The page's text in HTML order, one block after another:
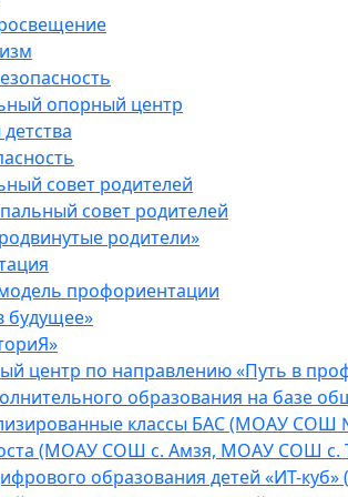
опорный центр
совет родителей
совет родителей
родители»
профориентации
будущее»
центр по направлению «Путь в
образования на базе
классы БАС (МОАУ СОШ
(МОАУ СОШ с. Амзя, МОАУ СОШ с.
образования детей «ИТ-